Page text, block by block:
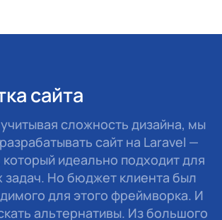
сайта
сложность дизайна, мы
сайт на Laravel —
идеально подходит для
задач. Но бюджет клиента был
для этого фреймворка. И
альтернативы. Из большого